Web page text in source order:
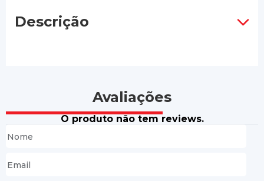
Descrição
Avaliações
O produto não tem reviews.